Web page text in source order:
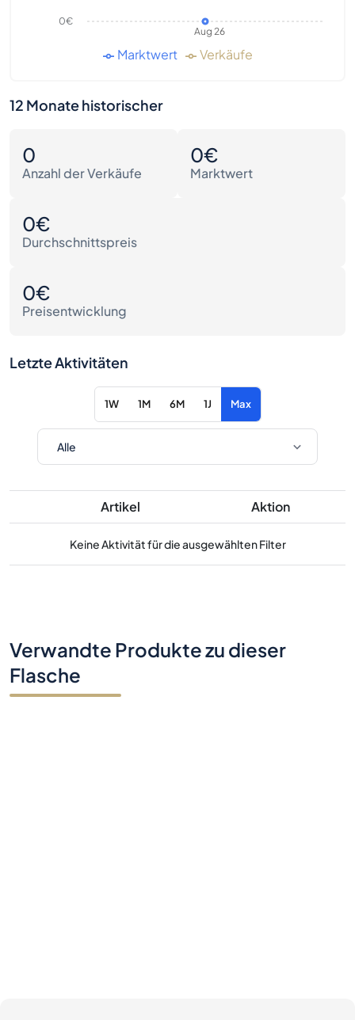
Aug 26
0€
Marktwert Verkäufe
12 Monate historischer
0
Anzahl der Verkäufe
0€
Marktwert
0€
Durchschnittspreis
0€
Preisentwicklung
Letzte Aktivitäten
1W 1M 6M 1J Max
Artikel Aktion
Keine Aktivität für die ausgewählten Filter
Verwandte Produkte zu dieser
Flasche